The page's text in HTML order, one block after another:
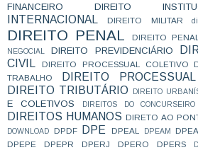
FINANCEIRO
DIREITO
INTERNACIONAL
DIREITO MILITAR
DIREITO PENAL DIREITO
NEGOCIAL
DIREITO PREVIDENCIÁRIO
CIVIL
DIREITO PROCESSUAL COLETIVO
TRABALHO
DIREITO PROCESSUAL
DIREITO TRIBUTÁRIO DIREITO
E COLETIVOS
DIREITOS DO CONCURSEIRO
DIREITOS HUMANOS DIRETO AO
DOWNLOAD DPDF DPE DPEAL DPEAM
DPEPE
DPEPR DPERJ DPERO DPERS